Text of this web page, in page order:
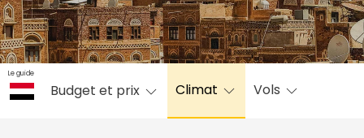
Le guide
Budget et prix Climat Vols
☀️ Où partir par mois
Mars Avril